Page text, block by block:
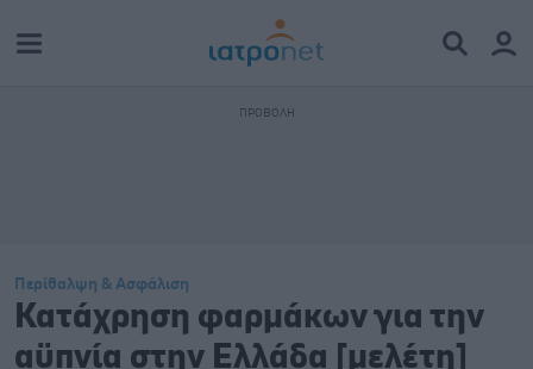
Περίθαλψη & Ασφάλιση
Κατάχρηση φαρμάκων για την
αϋπνία στην Ελλάδα [μελέτη]